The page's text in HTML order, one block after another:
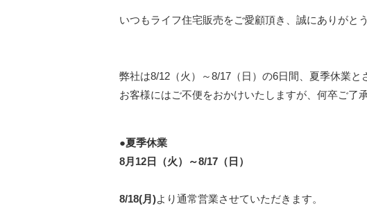
いつもライフ住宅販売をご愛顧頂き、誠にありがと
弊社は8/12（火）～8/17（日）の6日間、夏季休業と
お客様にはご不便をおかけいたしますが、何卒ご了
●夏季休業
8月12日（火）～8/17（日）
8/18(月)より通常営業させていただきます。